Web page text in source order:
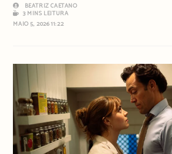
BEATRIZ CAETANO
3 MINS LEITURA
MAIO 5, 2026 11:22